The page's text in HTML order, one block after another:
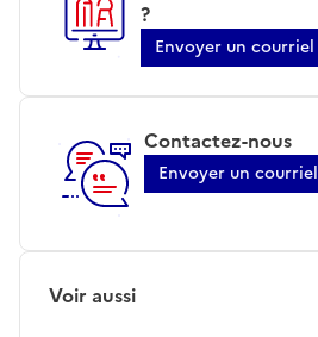
?
Envoyer un courriel
Contactez-nous
Envoyer un courriel
Voir aussi